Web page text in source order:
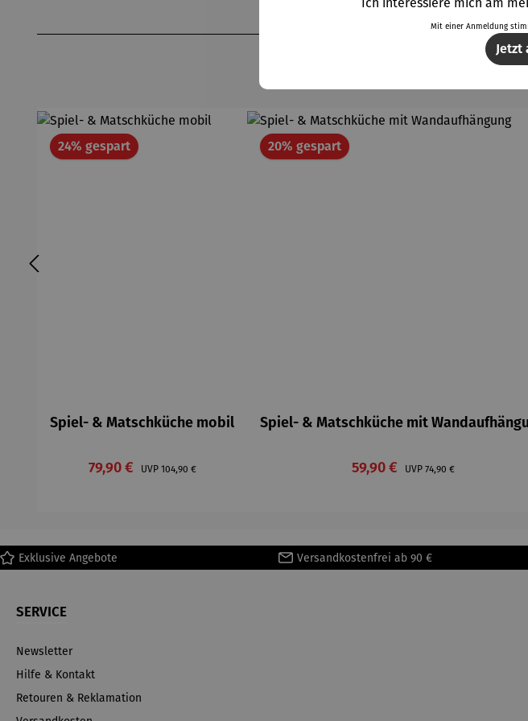
24% gespartRabatt
Spiel- & Matschküche mobil
Verkaufspreis:
79,90 € UVP Regulärer Preis:
104,90 €
20% gespartRabatt
Spiel- & Matschküche mit
Verkaufspreis:
59,90 € UVP Regulärer Preis:
74,90 €
Exklusive Angebote Versandkostenfrei ab 90 €
SERVICE
Newsletter
Hilfe & Kontakt
Retouren & Reklamation
Mit einer Anmeldung
Jetzt